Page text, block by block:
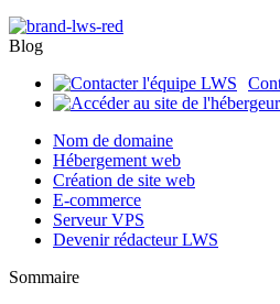
Blog
Nom de domaine
Hébergement web
Création de site web
E-commerce
Serveur VPS
Devenir rédacteur LWS
Sommaire